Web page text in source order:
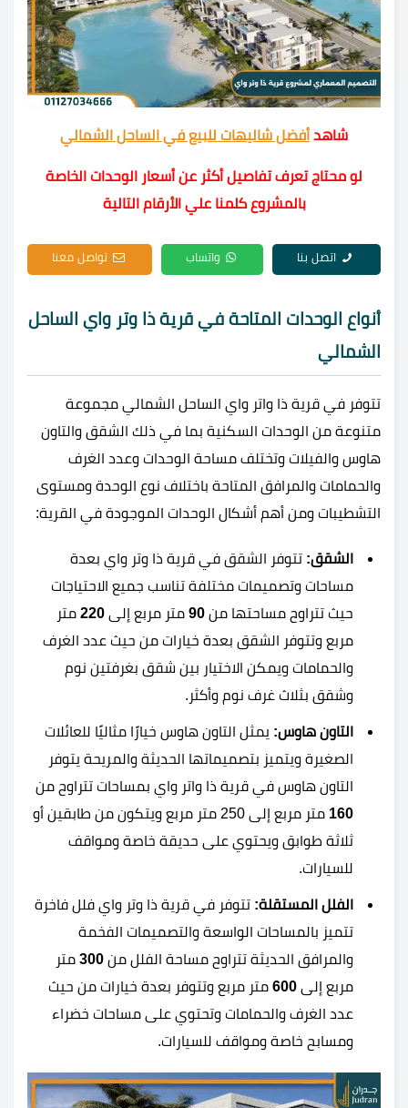
شاهدأفضل شاليهات للبيع في الساحل الشمالي
لو محتاج تعرف تفاصيل أكثر عن أسعار الوحدات الخاصة
بالمشروع كلمنا علي الأرقام التالية
اتصل بنا واتساب تواصل معنا
أنواع الوحدات المتاحة في قرية ذا وتر واي الساحل
الشمالي
تتوفر في قرية ذا واتر واي الساحل الشمالي مجموعة
متنوعة من الوحدات السكنية بما في ذلك الشقق والتاون
هاوس والفيلات وتختلف مساحة الوحدات وعدد الغرف
والحمامات والمرافق المتاحة باختلاف نوع الوحدة ومستوى
التشطيبات ومن أهم أشكال الوحدات الموجودة في القرية:
الشقق: تتوفر الشقق في قرية ذا وتر واي بعدة
مساحات وتصميمات مختلفة تناسب جميع الاحتياجات
حيث تتراوح مساحتها من 90 متر مربع إلى 220 متر
مربع وتتوفر الشقق بعدة خيارات من حيث عدد الغرف
والحمامات ويمكن الاختيار بين شقق بغرفتين نوم
وشقق بثلاث غرف نوم وأكثر.
التاون هاوس: يمثل التاون هاوس خيارًا مثاليًا للعائلات
الصغيرة ويتميز بتصميماتها الحديثة والمريحة يتوفر
التاون هاوس في قرية ذا واتر واي بمساحات تتراوح من
160
متر مربع إلى 250 متر مربع ويتكون من طابقين أو
ثلاثة طوابق ويحتوي على حديقة خاصة ومواقف
للسيارات.
الفلل المستقلة: تتوفر في قرية ذا وتر واي فلل فاخرة
تتميز بالمساحات الواسعة والتصميمات الفخمة
والمرافق الحديثة تتراوح مساحة الفلل من 300 متر
مربع إلى 600 متر مربع وتتوفر بعدة خيارات من حيث
عدد الغرف والحمامات وتحتوي على مساحات خضراء
ومسابح خاصة ومواقف للسيارات.